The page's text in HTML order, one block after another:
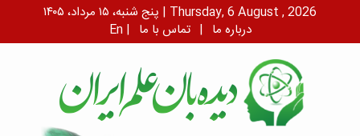
پنج شنبه، ۱۵ مرداد، ۱۴۰۵ | Thursday, 6 August , 2026
En | درباره ما | تماس با ما